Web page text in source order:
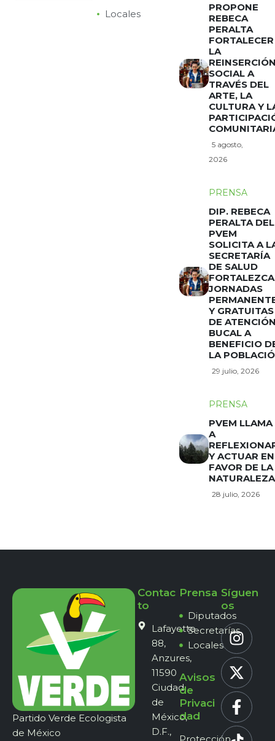
Locales
PROPONE
REBECA
PERALTA
FORTALECER
LA
SOCIAL A
TRAVÉS DEL
ARTE, LA
CULTURA Y
5 agosto,
2026
PRENSA
DIP. REBECA
PERALTA DEL
PVEM
SOLICITA A
SECRETARÍA
DE SALUD
FORTALEZCA
JORNADAS
Y GRATUITAS
DE
BUCAL A
BENEFICIO
LA
29 julio, 2026
PRENSA
PVEM LLAMA
A
Y ACTUAR EN
FAVOR DE LA
NATURALEZA
28 julio, 2026
Partido Verde Ecologista
de México
Contac
to
Lafayette
88,
Anzures,
11590
Ciudad
de
México,
D.F.,
Prensa
Diputados
Secretarías
Locales
Avisos
de
Privaci
dad
Síguen
os